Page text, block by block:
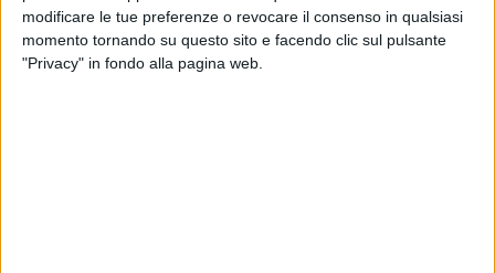
modificare le tue preferenze o revocare il consenso in qualsiasi
momento tornando su questo sito e facendo clic sul pulsante
"Privacy" in fondo alla pagina web.
ANDRIA - 9 MAGGIO 2015
Comunali 2015, Di Vincenzo: «Prosegue
l'impegno attivo»